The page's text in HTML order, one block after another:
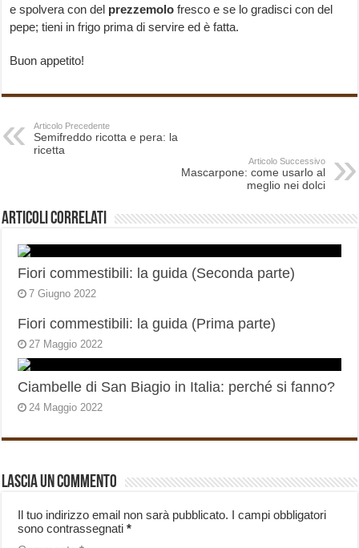
e spolvera con del prezzemolo fresco e se lo gradisci con del
pepe; tieni in frigo prima di servire ed è fatta.
Buon appetito!
Articolo Precedente
Semifreddo ricotta e pera: la
ricetta
Articolo Successivo
Mascarpone: come usarlo al
meglio nei dolci
Articoli correlati
Fiori commestibili: la guida (Seconda parte)
7 Giugno 2022
Fiori commestibili: la guida (Prima parte)
27 Maggio 2022
Ciambelle di San Biagio in Italia: perché si fanno?
24 Maggio 2022
Lascia un commento
Il tuo indirizzo email non sarà pubblicato. I campi obbligatori
sono contrassegnati*